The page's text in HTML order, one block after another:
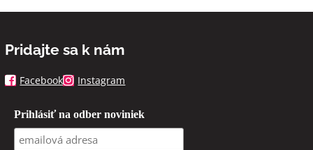
Pridajte sa k nám
Facebook Instagram
Prihlásiť na odber noviniek